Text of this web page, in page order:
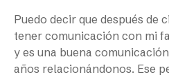
Puedo decir que después de
tener comunicación con mi
y es una buena
años relacionándonos. Ese